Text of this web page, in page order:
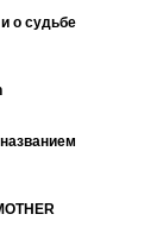
о судьбе